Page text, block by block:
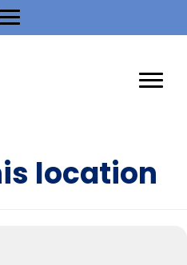
location